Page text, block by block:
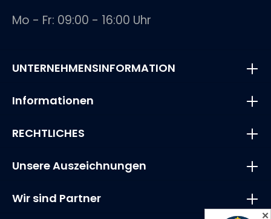
Mo - Fr: 09:00 - 16:00 Uhr
UNTERNEHMENSINFORMATION
Informationen
RECHTLICHES
Unsere Auszeichnungen
Wir sind Partner
✕